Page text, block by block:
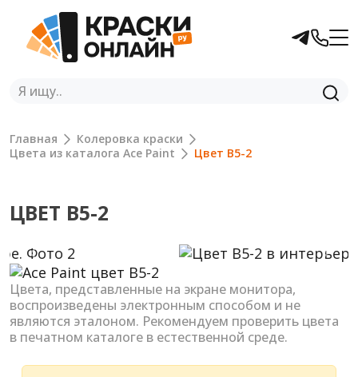
Главная
Колеровка краски
Цвета из каталога Ace Paint
Цвет B5-2
ЦВЕТ B5-2
Previous Next
Цвета, представленные на экране монитора,
воспроизведены электронным способом и не
являются эталоном. Рекомендуем проверить цвета
в печатном каталоге в естественной среде.